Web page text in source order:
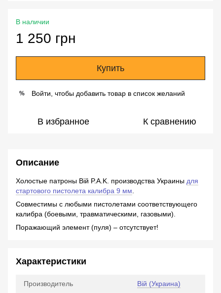
В наличии
1 250 грн
Купить
% Войти, чтобы добавить товар в список желаний
В избранное К сравнению
Описание
Холостые патроны Вій P.A.K. производства Украины для
стартового пистолета калибра 9 мм
Совместимы с любыми пистолетами соответствующего
калибра (боевыми, травматическими, газовыми).
Поражающий элемент (пуля) – отсутствует!
Характеристики
Производитель Вій (Украина)